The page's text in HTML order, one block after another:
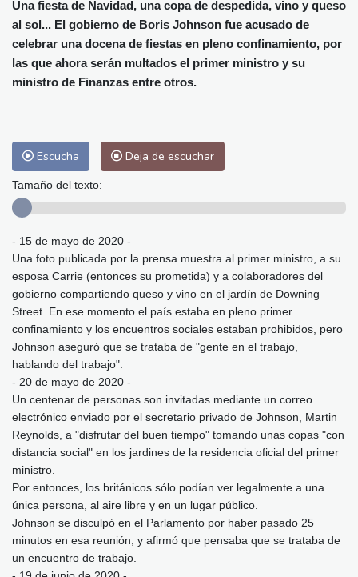
Alicante
33 °C Córdoba
37 °C
Málaga
32 °C Murcia
34 °C
Las Palmas de Gran Canaria
26 °C
Ibiza
32 °C Buenos Aires
8 °C
Panama City
26 °C
Una fiesta de Navidad, una copa de despedida, vino y queso
al sol... El gobierno de Boris Johnson fue acusado de
celebrar una docena de fiestas en pleno confinamiento, por
las que ahora serán multados el primer ministro y su
ministro de Finanzas entre otros.
Escucha Deja de escuchar
Tamaño del texto:
- 15 de mayo de 2020 -
Una foto publicada por la prensa muestra al primer ministro, a su
esposa Carrie (entonces su prometida) y a colaboradores del
gobierno compartiendo queso y vino en el jardín de Downing
Street. En ese momento el país estaba en pleno primer
confinamiento y los encuentros sociales estaban prohibidos, pero
Johnson aseguró que se trataba de "gente en el trabajo,
hablando del trabajo".
- 20 de mayo de 2020 -
Un centenar de personas son invitadas mediante un correo
electrónico enviado por el secretario privado de Johnson, Martin
Reynolds, a "disfrutar del buen tiempo" tomando unas copas "con
distancia social" en los jardines de la residencia oficial del primer
ministro.
Por entonces, los británicos sólo podían ver legalmente a una
única persona, al aire libre y en un lugar público.
Johnson se disculpó en el Parlamento por haber pasado 25
minutos en esa reunión, y afirmó que pensaba que se trataba de
un encuentro de trabajo.